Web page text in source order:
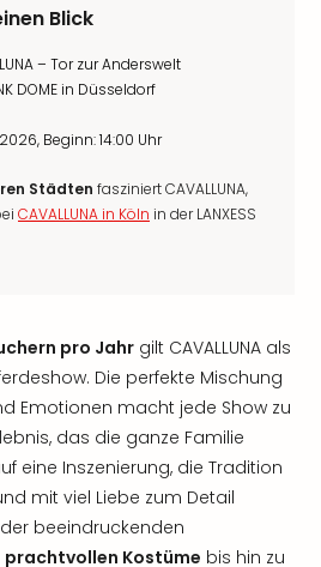
Blick
– Tor zur Anderswelt
DOME in Düsseldorf
Beginn: 14:00 Uhr
Städten fasziniert CAVALLUNA,
CAVALLUNA in Köln in der LANXESS
pro Jahr gilt CAVALLUNA als
Die perfekte Mischung
Emotionen macht jede Show zu
das die ganze Familie
eine Inszenierung, die Tradition
mit viel Liebe zum Detail
beeindruckenden
prachtvollen Kostüme bis hin zu